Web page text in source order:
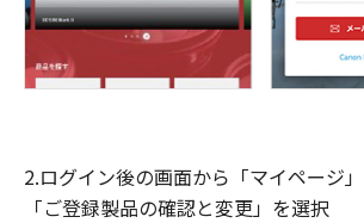
2.ログイン後の画面から「マイページ」
「ご登録製品の確認と変更」を選択